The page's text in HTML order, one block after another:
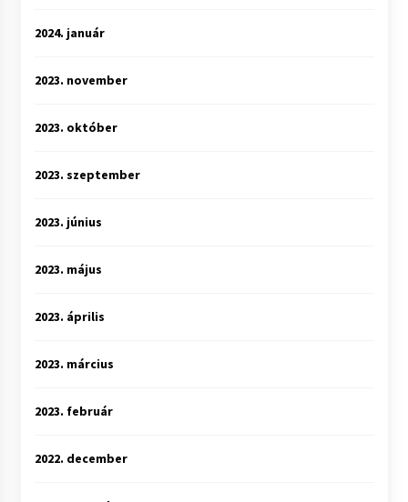
2024. január
2023. november
2023. október
2023. szeptember
2023. június
2023. május
2023. április
2023. március
2023. február
2022. december